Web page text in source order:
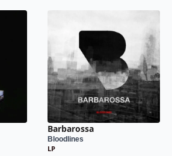
Barbarossa
Bloodlines
LP